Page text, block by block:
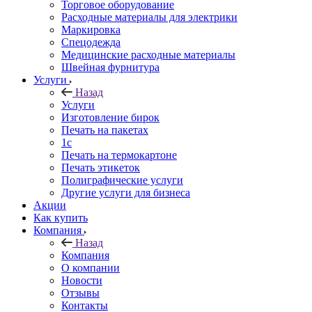
Торговое оборудование
Расходные материалы для электрики
Маркировка
Спецодежда
Медицинские расходные материалы
Швейная фурнитура
Услуги
Назад
Услуги
Изготовление бирок
Печать на пакетах
1c
Печать на термокартоне
Печать этикеток
Полиграфические услуги
Другие услуги для бизнеса
Акции
Как купить
Компания
Назад
Компания
О компании
Новости
Отзывы
Контакты